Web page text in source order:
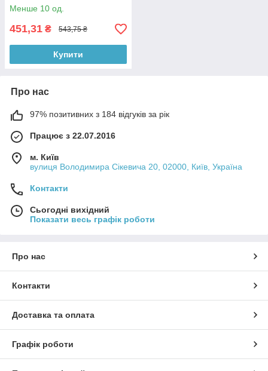
Менше 10 од.
451,31 ₴ 543,75 ₴
Купити
Про нас
97% позитивних з 184 відгуків за рік
Працює з 22.07.2016
м. Київ
вулиця Володимира Сікевича 20, 02000, Київ, Україна
Контакти
Сьогодні вихідний
Показати весь графік роботи
Про нас
Контакти
Доставка та оплата
Графік роботи